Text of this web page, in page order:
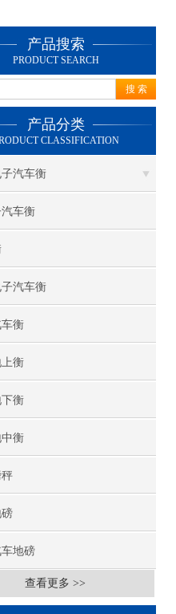
产品搜索
PRODUCT SEARCH
产品分类
CLASSIFICATION
汽车衡
车衡
汽车衡
衡
衡
衡
衡
地磅
查看更多 >>